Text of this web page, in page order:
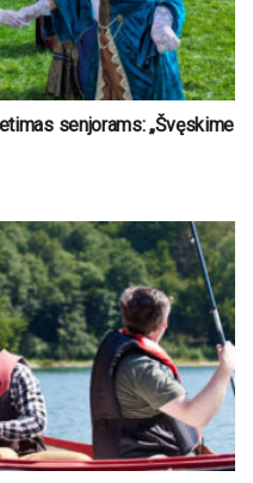
senjorams: „Švęskime